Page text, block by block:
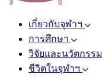
เกี่ยวกับจุฬาฯ
การศึกษา
วิจัยและนวัตกรรม
ชีวิตในจุฬาฯ